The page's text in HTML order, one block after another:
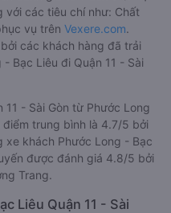
với các tiêu chí như: Chất
vụ trên Vexere.com.
các khách hàng đã trải
Bạc Liêu đi Quận 11 - Sài
- Sài Gòn từ Phước Long
trung bình là 4.7/5 bởi
xe khách Phước Long - Bạc
được đánh giá 4.8/5 bởi
Trang.
Liêu Quận 11 - Sài